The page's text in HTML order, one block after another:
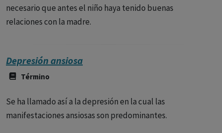
necesario que antes el niño haya tenido buenas
relaciones con la madre.
Depresión ansiosa
Término
Se ha llamado así a la depresión en la cual las
manifestaciones ansiosas son predominantes.